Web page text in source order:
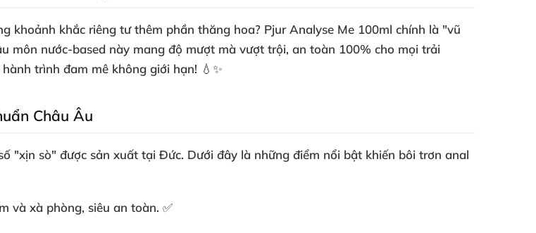
khoảnh khắc riêng tư thêm phần thăng hoa? Pjur Analyse Me 100ml chính là "vũ
môn nước-based này mang độ mượt mà vượt trội, an toàn 100% cho mọi trải
trình đam mê không giới hạn! 💧✨
Châu Âu
"xịn sò" được sản xuất tại Đức. Dưới đây là những điểm nổi bật khiến bôi trơn anal
và xà phòng, siêu an toàn. ✅